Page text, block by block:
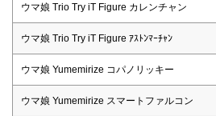
ウマ娘 Trio Try iT Figure カレンチャン
ウマ娘 Trio Try iT Figure ｱｽﾄﾝﾏｰﾁｬﾝ
ウマ娘 Yumemirize コパノリッキー
ウマ娘 Yumemirize スマートファルコン